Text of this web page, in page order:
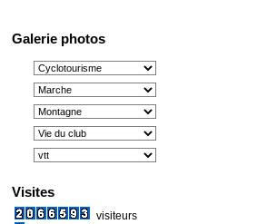
Galerie photos
Visites
visiteurs